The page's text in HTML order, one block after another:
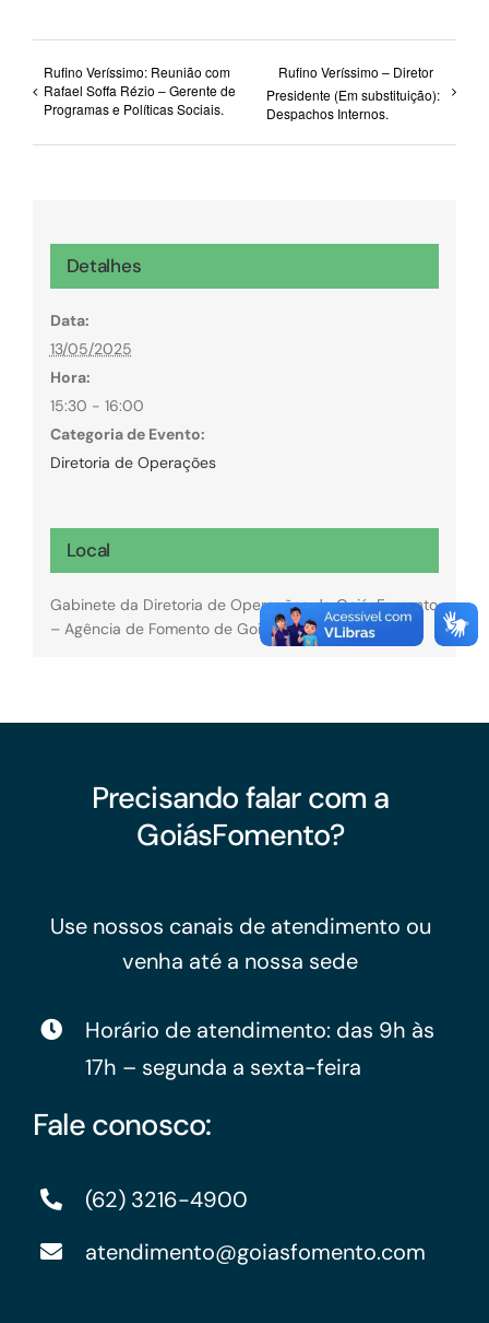
Rufino Veríssimo: Reunião com
Rafael Soffa Rézio – Gerente de
Programas e Políticas Sociais.
Rufino Veríssimo – Diretor
Presidente (Em substituição):
Despachos Internos.
Detalhes
Data:
13/05/2025
Hora:
15:30 - 16:00
Categoria de Evento:
Diretoria de Operações
Local
Gabinete da Diretoria de Operações da GoiásFomento
– Agência de Fomento de Goiás.
Precisando falar com a
GoiásFomento?
Use nossos canais de atendimento ou
venha até a nossa sede
Horário de atendimento: das 9h às
17h – segunda a sexta-feira
Fale conosco:
(62) 3216-4900
atendimento@goiasfomento.com